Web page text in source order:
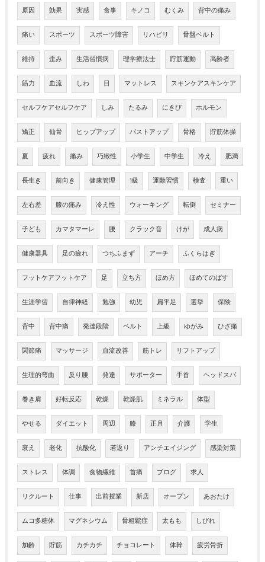
原因 効果 実感 食事 キノコ むくみ 背中の痛み
痛い スポーツ スポーツ障害 リハビリ 骨盤ベルト
維持 歪み 生活習慣病 理学療法士 貯筋運動 高齢者
筋力 血流 しわ 目 マットレス スキンケアスキンケア
セルフケアセルフケア しみ たるみ にきび ホルモン
矯正 仙骨 ヒップアップ バストアップ 骨格 貯筋体操
夏 疲れ 痛み 巧緻性 小学生 中学生 冷え 肥満
長生き 前向き 健康管理 1級 運動習慣 検査 重い
左右差 膝の痛み 冷え性 ウォーキング 転倒 セミナー
子ども カマタマーレ 腰 クラック音 けが 成人病
健康器具 足の疲れ つちふまず アーチ ふくらはぎ
フットケアフットケア 足 立ち方 ほめ方 ほめてのばす
生涯学習 自律神経 勉強 幼児 扁平足 選挙 保険
背中 背中痛 発達段階 ベルト 上級 ゆがみ ひざ痛
関節痛 マッサージ 血流改善 筋トレ リフトアップ
生理的弯曲 反り腰 発達 サポーター 手首 ヘッドスパ
巻き肩 好転反応 乾燥 乾燥肌 ミネラル 体型
やせる ダイエット 周辺 膝 正月 介護 学生
衰え 老化 抗酸化 若返り アンチエイジング 感染対策
ストレス 体調 食物繊維 首痛 ブログ 求人
リクルート 仕事 出前授業 新店 オープン あおたけ
ムコ多糖体 マグネシウム 骨粗鬆症 太もも しびれ
加齢 貯筋 カチカチ チョコレート 体幹 疲労骨折